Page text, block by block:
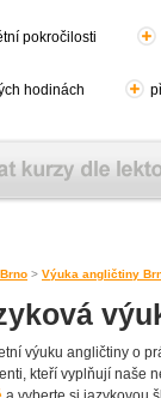
pokročilosti
hodinách
> Výuka angličtiny
výuku angličtiny o
kteří vyplňují naše